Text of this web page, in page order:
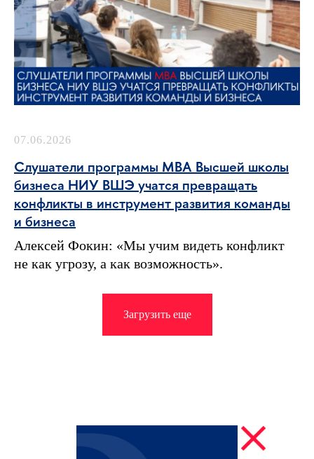
07.06.2026
Слушатели программы MBA Высшей школы
бизнеса НИУ ВШЭ учатся превращать
конфликты в инструмент развития команды
и бизнеса
Алексей Фокин: «Мы учим видеть конфликт
не как угрозу, а как возможность».
Загрузить еще